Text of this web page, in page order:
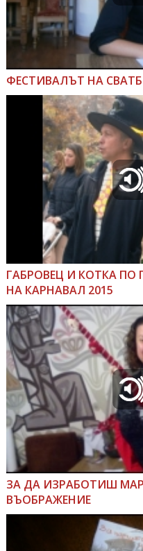
ФЕСТИВАЛЪТ НА
ГАБРОВЕЦ И КОТКА
НА КАРНАВАЛ 2015
ЗА ДА ИЗРАБОТИШ
ВЪОБРАЖЕНИЕ